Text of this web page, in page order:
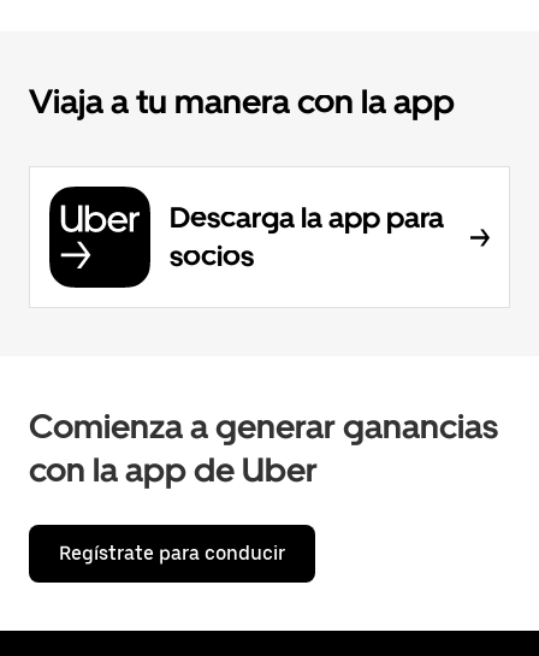
Viaja a tu manera con la app
Descarga la app para
socios
Comienza a generar ganancias
con la app de Uber
Regístrate para conducir